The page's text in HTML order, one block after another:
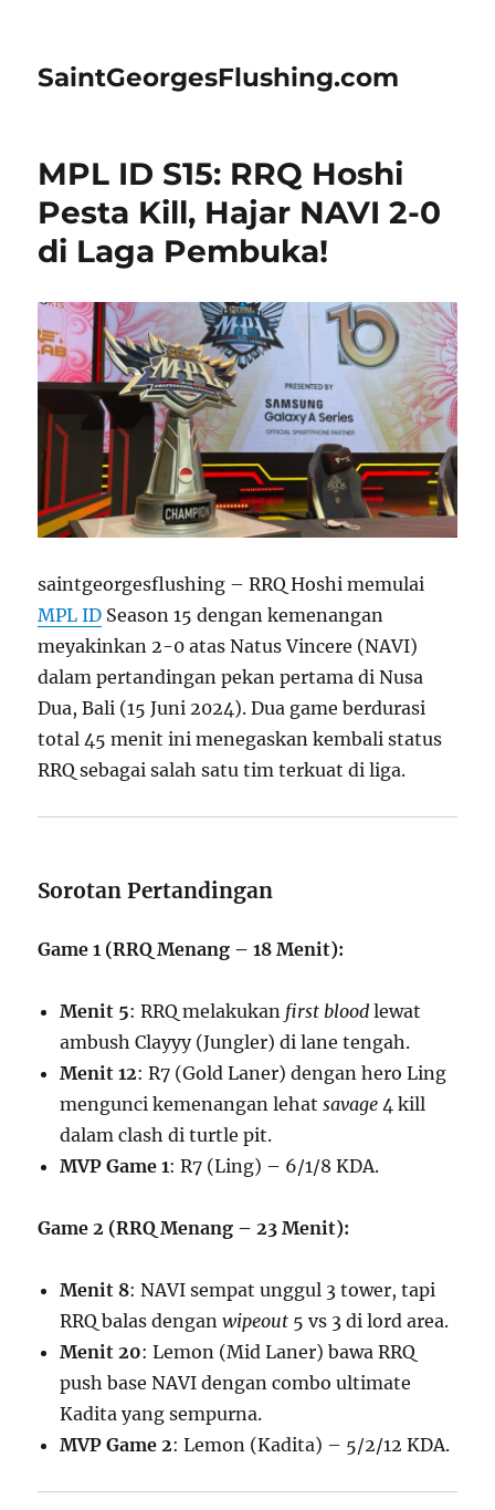
SaintGeorgesFlushing.com
MPL ID S15: RRQ Hoshi
Pesta Kill, Hajar NAVI 2-0
di Laga Pembuka!
saintgeorgesflushing – RRQ Hoshi memulai
MPL ID Season 15 dengan kemenangan
meyakinkan 2-0 atas Natus Vincere (NAVI)
dalam pertandingan pekan pertama di Nusa
Dua, Bali (15 Juni 2024). Dua game berdurasi
total 45 menit ini menegaskan kembali status
RRQ sebagai salah satu tim terkuat di liga.
Sorotan Pertandingan
Game 1 (RRQ Menang – 18 Menit):
Menit 5: RRQ melakukan first blood lewat
ambush Clayyy (Jungler) di lane tengah.
Menit 12: R7 (Gold Laner) dengan hero Ling
mengunci kemenangan lehatsavage 4 kill
dalam clash di turtle pit.
MVP Game 1: R7 (Ling) – 6/1/8 KDA.
Game 2 (RRQ Menang – 23 Menit):
Menit 8: NAVI sempat unggul 3 tower, tapi
RRQ balas denganwipeout 5 vs 3 di lord area.
Menit 20: Lemon (Mid Laner) bawa RRQ
push base NAVI dengan combo ultimate
Kadita yang sempurna.
MVP Game 2: Lemon (Kadita) – 5/2/12 KDA.